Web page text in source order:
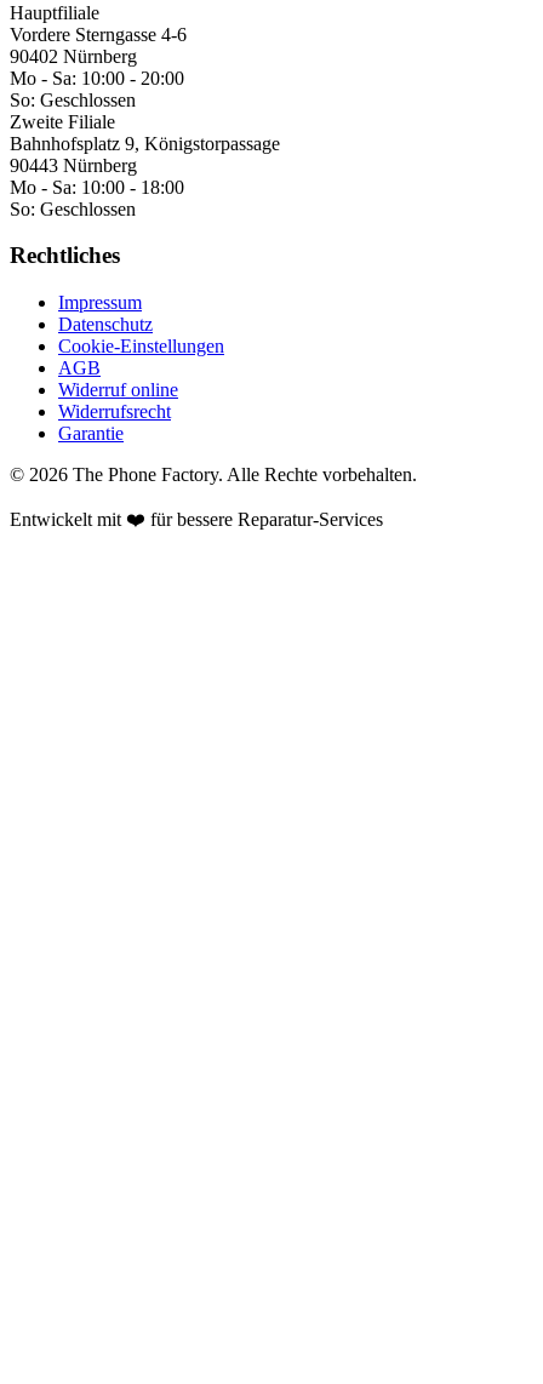
Hauptfiliale
Vordere Sterngasse 4-6
90402 Nürnberg
Mo - Sa: 10:00 - 20:00
So: Geschlossen
Zweite Filiale
Bahnhofsplatz 9, Königstorpassage
90443 Nürnberg
Mo - Sa: 10:00 - 18:00
So: Geschlossen
Rechtliches
Impressum
Datenschutz
Cookie-Einstellungen
AGB
Widerruf online
Widerrufsrecht
Garantie
© 2026 The Phone Factory. Alle Rechte vorbehalten.
Entwickelt mit ❤️ für bessere Reparatur-Services